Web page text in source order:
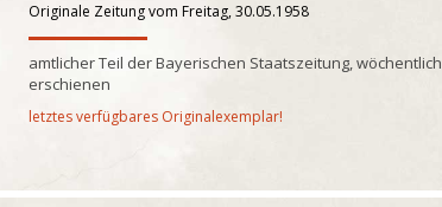
Originale Zeitung vom Freitag, 30.05.1958
amtlicher Teil der Bayerischen Staatszeitung, wöchentlich
erschienen
letztes verfügbares Originalexemplar!